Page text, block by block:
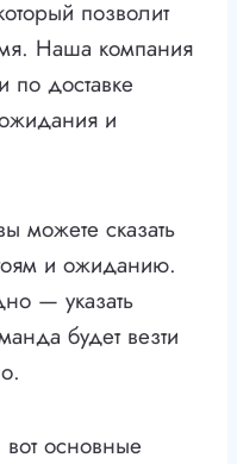
позволит
Наша компания
по доставке
и
можете сказать
и ожиданию.
— указать
будет везти
основные